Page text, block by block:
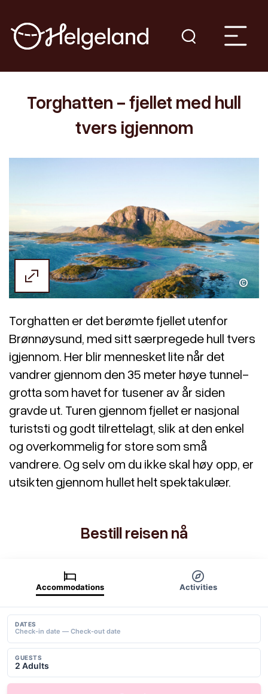
Torghatten - fjellet med hull
tvers igjennom
Kristoffer Møllevik / Visit Helgeland
Torghatten er det berømte fjellet utenfor
Brønnøysund, med sitt særpregede hull tvers
igjennom. Her blir mennesket lite når det
vandrer gjennom den 35 meter høye tunnel-
grotta som havet for tusener av år siden
gravde ut. Turen gjennom fjellet er nasjonal
turiststi og godt tilrettelagt, slik at den enkel
og overkommelig for store som små
vandrere. Og selv om du ikke skal høy opp, er
utsikten gjennom hullet helt spektakulær.
Bestill reisen nå